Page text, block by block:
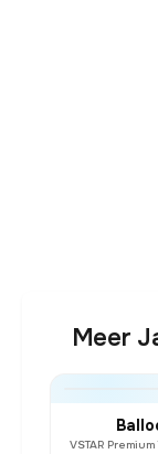
Meer
VSTAR